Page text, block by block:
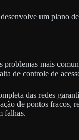
um plano
mais
de controle de
das redes
de pontos fracos,
falhas.